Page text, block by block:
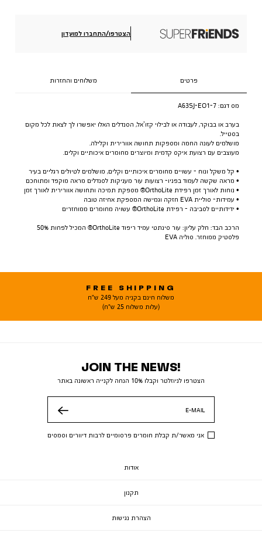
הצטרפו/התחברו למועדון
פרטים משלוחים והחזרות
מס דגם: A63SJ-EO1-7
בערב או בבוקר, לעבודה או לבילוי קזו’אל, הסנדלים האלו יאפשרו לך לצאת לכל מקום
בסטייל.
מושלמים לעונה החמה ומספקות תחושה אוורירית וקלילה.
מעוצבים עם רצועת איקס קדמית ומיוצרים מחומרים איכותיים וקלים.
• קל משקל ונוח - עשויים מחומרים איכותיים וקלים, מושלמים לטיולים רגליים בעיר
• מראה שקשה לעמוד בפניו- רצועות עור מעניקות לסנדלים מראה מוקפד ומתוחכם
• נוחות לאורך זמן רפידת OrthoLite® מספקת תמיכה ותחושה אוורירית לאורך זמן
• עמידות- סוליית EVA חזקה וגמישה המספקת אחיזה טובה
• ידידותיים לסביבה - רפידת OrthoLite® עשויה מחומרים ממוחזרים
הרכב הבד: חלק עליון: עור סינתטי עמיד ריפוד OrthoLite® המכיל לפחות 50%
פלסטיק ממוחזר. סוליה EVA
FREE SHIPPING
משלוח חינם בקניה מעל 249 ש"ח
(עלות משלוח 25 ש"ח)
JOIN THE NEWS!
הצטרפו לניוזלטר וקבלו 10% הנחה לקנייה ראשונה באתר
E-MAIL
אני מאשר/ת קבלת חומרים פרסומיים לרבות דיוורים וסמסים
אודות
תקנון
הצהרת נגישות